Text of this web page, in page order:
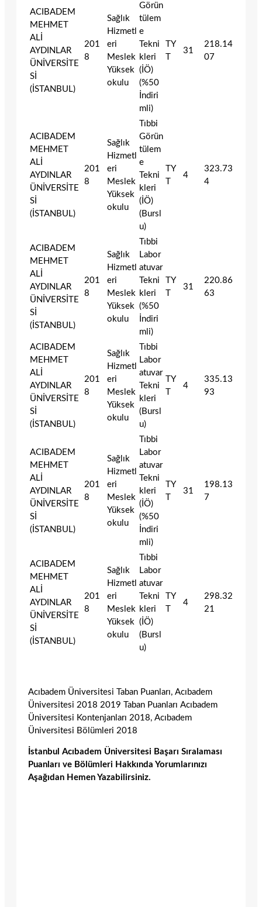
ACIBADEM
MEHMET
ALİ
AYDINLAR
ÜNİVERSİTE
Sİ
(İSTANBUL)
201
8
Sağlık
Hizmetl
eri
Meslek
Yüksek
okulu
Görün
tülem
e
Tekni
kleri
(İÖ)
(%50
İndiri
mli)
TY
T
31
218.14
07
ACIBADEM
MEHMET
ALİ
AYDINLAR
ÜNİVERSİTE
Sİ
(İSTANBUL)
201
8
Sağlık
Hizmetl
eri
Meslek
Yüksek
okulu
Tıbbi
Görün
tülem
e
Tekni
kleri
(İÖ)
(Bursl
u)
TY
T
4
323.73
4
ACIBADEM
MEHMET
ALİ
AYDINLAR
ÜNİVERSİTE
Sİ
(İSTANBUL)
201
8
Sağlık
Hizmetl
eri
Meslek
Yüksek
okulu
Tıbbi
Labor
atuvar
Tekni
kleri
(%50
İndiri
mli)
TY
T
31
220.86
63
ACIBADEM
MEHMET
ALİ
AYDINLAR
ÜNİVERSİTE
Sİ
(İSTANBUL)
201
8
Sağlık
Hizmetl
eri
Meslek
Yüksek
okulu
Tıbbi
Labor
atuvar
Tekni
kleri
(Bursl
u)
TY
T
4
335.13
93
ACIBADEM
MEHMET
ALİ
AYDINLAR
ÜNİVERSİTE
Sİ
(İSTANBUL)
201
8
Sağlık
Hizmetl
eri
Meslek
Yüksek
okulu
Tıbbi
Labor
atuvar
Tekni
kleri
(İÖ)
(%50
İndiri
mli)
TY
T
31
198.13
7
ACIBADEM
MEHMET
ALİ
AYDINLAR
ÜNİVERSİTE
Sİ
(İSTANBUL)
201
8
Sağlık
Hizmetl
eri
Meslek
Yüksek
okulu
Tıbbi
Labor
atuvar
Tekni
kleri
(İÖ)
(Bursl
u)
TY
T
4
298.32
21
Acıbadem Üniversitesi Taban Puanları, Acıbadem
Üniversitesi 2018 2019 Taban Puanları Acıbadem
Üniversitesi Kontenjanları 2018, Acıbadem
Üniversitesi Bölümleri 2018
İstanbul Acıbadem Üniversitesi Başarı Sıralaması
Puanları ve Bölümleri Hakkında Yorumlarınızı
Aşağıdan Hemen Yazabilirsiniz.